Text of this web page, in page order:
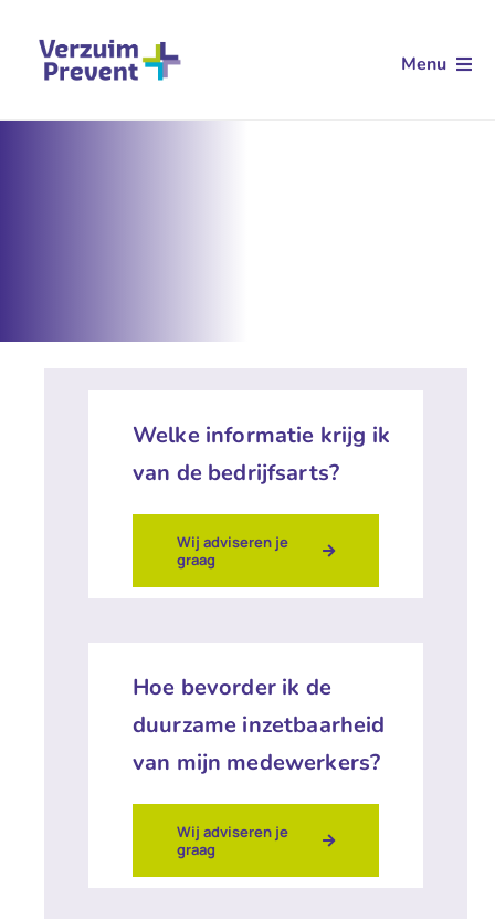
inhoud
Menu
Welke informatie krijg ik
van de bedrijfsarts?
Wij adviseren je
graag
Hoe bevorder ik de
duurzame inzetbaarheid
van mijn medewerkers?
Wij adviseren je
graag